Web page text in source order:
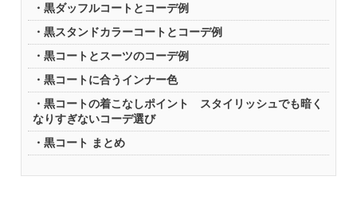
黒ダッフルコートとコーデ例
黒スタンドカラーコートとコーデ例
黒コートとスーツのコーデ例
黒コートに合うインナー色
黒コートの着こなしポイント スタイリッシュでも暗く
なりすぎないコーデ選び
黒コート まとめ